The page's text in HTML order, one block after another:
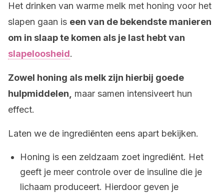
Het drinken van warme melk met honing voor het
slapen gaan is een van de bekendste manieren
om in slaap te komen als je last hebt van
slapeloosheid.
Zowel honing als melk zijn hierbij goede
hulpmiddelen,
maar samen intensiveert hun
effect.
Laten we de ingrediënten eens apart bekijken.
Honing is een zeldzaam zoet ingrediënt. Het
geeft je meer controle over de insuline die je
lichaam produceert. Hierdoor geven je